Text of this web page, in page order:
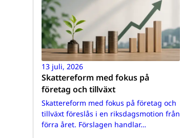
13 juli, 2026
Skattereform med fokus på
företag och tillväxt
Skattereform med fokus på företag och
tillväxt föreslås i en riksdagsmotion från
förra året. Förslagen handlar…